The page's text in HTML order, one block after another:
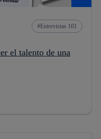
Entrevistas 101
el talento de una